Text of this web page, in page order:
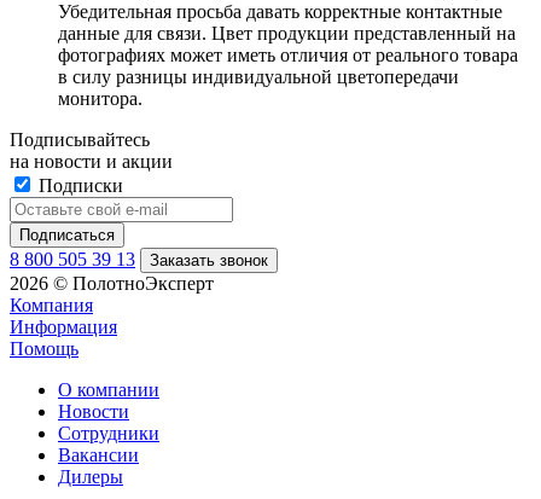
Убедительная просьба давать корректные контактные
данные для связи. Цвет продукции представленный на
фотографиях может иметь отличия от реального товара
в силу разницы индивидуальной цветопередачи
монитора.
Подписывайтесь
на новости и акции
Подписки
8 800 505 39 13 Заказать звонок
2026 © ПолотноЭксперт
Компания
Информация
Помощь
О компании
Новости
Сотрудники
Вакансии
Дилеры